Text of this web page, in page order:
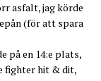
asfalt, jag körde
(för att spara
på en 14:e plats,
fighter hit & dit,